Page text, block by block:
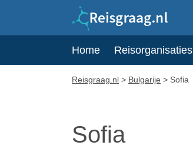
Home Reisorganisaties
Reisgraag.nl > Bulgarije > Sofia
Sofia